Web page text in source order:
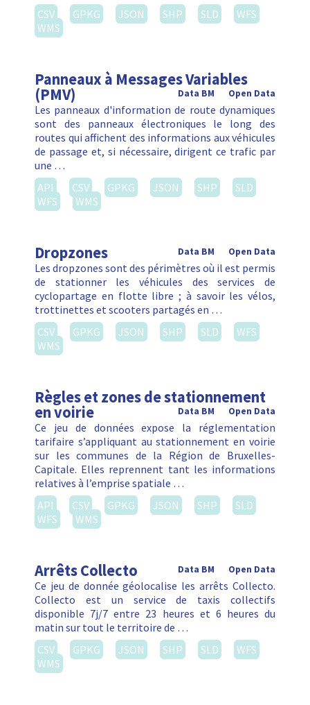
CSV
GPKG JSON SHP SLD
WFS
WMS
Panneaux à Messages Variables
(PMV) Open Data
Data BM
Les panneaux d'information de route dynamiques
sont des panneaux électroniques le long des
routes qui affichent des informations aux véhicules
de passage et, si nécessaire, dirigent ce trafic par
une …
API
CSV GPKG JSON SHP
SLD
WFS
WMS
Dropzones Open Data
Data BM
Les dropzones sont des périmètres où il est permis
de stationner les véhicules des services de
cyclopartage en flotte libre ; à savoir les vélos,
trottinettes et scooters partagés en …
CSV
GPKG JSON SHP SLD
WFS
WMS
Règles et zones de stationnement
en voirie Open Data
Data BM
Ce jeu de données expose la réglementation
tarifaire s’appliquant au stationnement en voirie
sur les communes de la Région de Bruxelles-
Capitale. Elles reprennent tant les informations
relatives à l’emprise spatiale …
API
CSV GPKG JSON SHP
SLD
WFS
WMS
Arrêts Collecto Open Data
Data BM
Ce jeu de donnée géolocalise les arrêts Collecto.
Collecto est un service de taxis collectifs
disponible 7j/7 entre 23 heures et 6 heures du
matin sur tout le territoire de …
CSV
GPKG JSON SHP SLD
WFS
WMS